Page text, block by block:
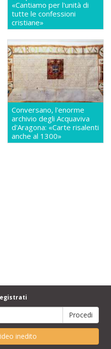
«Cantiamo per l'unità di
tutte le confessioni
cristiane»
Conversano, l'enorme
archivio degli Acquaviva
d'Aragona: «Carte risalenti
anche al 1300»
inedito